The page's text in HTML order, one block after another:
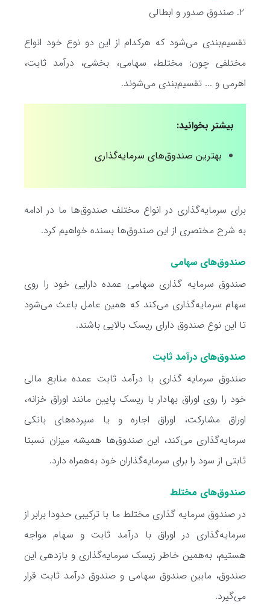
صندوق صدور و ابطالی
تقسیم‌بندی می‌شود که هرکدام از این دو نوع خود انواع
مختلفی چون: مختلط، سهامی، بخشی، درآمد ثابت،
اهرمی و ... تقسیم‌بندی می‌شوند.
بیشتر بخوانید:
بهترین صندوق‌های سرمایه‌گذاری
برای سرمایه‌گذاری در انواع مختلف صندوق‌ها ما در ادامه
به شرح مختصری از این صندوق‌ها بسنده خواهیم کرد.
صندوق‌های سهامی
صندوق سرمایه گذاری سهامی عمده دارایی خود را روی
سهام سرمایه‌گذاری می‌کند که همین عامل باعث می‌شود
تا این نوع صندوق دارای ریسک بالایی باشند.
صندوق‌های درآمد ثابت
صندوق سرمایه گذاری با درآمد ثابت عمده منابع مالی
خود را روی اوراق بهادار با ریسک پایین مانند اوراق خزانه،
اوراق مشارکت، اوراق اجاره و یا سپرده‌های بانکی
سرمایه‌گذاری می‌کند، این صندوق‌ها همیشه میزان نسبتا
ثابتی از سود را برای سرمایه‌گذاران خود‌ به‌همراه دارد.
صندوق‌های مختلط
در صندوق سرمایه گذاری مختلط ما با ترکیبی حدودا برابر از
سرمایه‌گذاری در اوراق با درآمد ثابت و سهام مواجه
هستیم، به‌همین خاطر زیسک سرمایه‌گذاری و بازدهی این
صندوق، مابین صندوق سهامی و صندوق درآمد ثابت قرار
می‌گیرد.